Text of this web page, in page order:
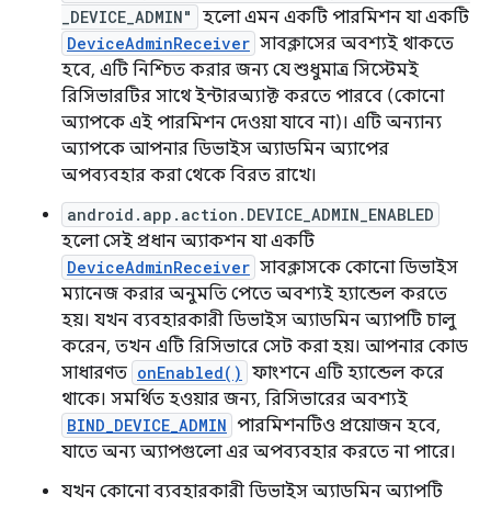
_DEVICE_ADMIN"
হলো এমন একটি পারমিশন যা একটি
DeviceAdminReceiver সাবক্লাসের অবশ্যই থাকতে
হবে, এটি নিশ্চিত করার জন্য যে শুধুমাত্র সিস্টেমই
রিসিভারটির সাথে ইন্টারঅ্যাক্ট করতে পারবে (কোনো
অ্যাপকে এই পারমিশন দেওয়া যাবে না)। এটি অন্যান্য
অ্যাপকে আপনার ডিভাইস অ্যাডমিন অ্যাপের
অপব্যবহার করা থেকে বিরত রাখে।
android.app.action.DEVICE_ADMIN_ENABLED
হলো সেই প্রধান অ্যাকশন যা একটি
DeviceAdminReceiver সাবক্লাসকে কোনো ডিভাইস
ম্যানেজ করার অনুমতি পেতে অবশ্যই হ্যান্ডেল করতে
হয়। যখন ব্যবহারকারী ডিভাইস অ্যাডমিন অ্যাপটি চালু
করেন, তখন এটি রিসিভারে সেট করা হয়। আপনার কোড
সাধারণত onEnabled() ফাংশনে এটি হ্যান্ডেল করে
থাকে। সমর্থিত হওয়ার জন্য, রিসিভারের অবশ্যই
BIND_DEVICE_ADMIN পারমিশনটিও প্রয়োজন হবে,
যাতে অন্য অ্যাপগুলো এর অপব্যবহার করতে না পারে।
যখন কোনো ব্যবহারকারী ডিভাইস অ্যাডমিন অ্যাপটি